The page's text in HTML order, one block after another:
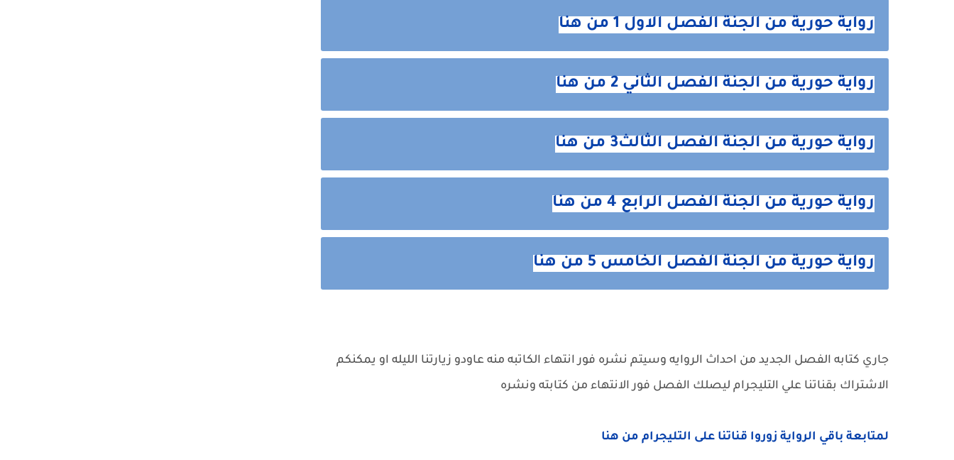
رواية حورية من الجنة الفصل الاول 1 من هنا
رواية حورية من الجنة الفصل الثاني 2 من هنا
رواية حورية من الجنة الفصل الثالث3 من هنا
رواية حورية من الجنة الفصل الرابع 4 من هنا
رواية حورية من الجنة الفصل الخامس 5 من هنا
جاري كتابه الفصل الجديد من احداث الروايه وسيتم نشره فور انتهاء الكاتبه منه عاودو زيارتنا الليله او يمكنكم
الاشتراك بقناتنا علي التليجرام ليصلك الفصل فور الانتهاء من كتابته ونشره
لمتابعة باقي الرواية زوروا قناتنا على التليجرام من هنا